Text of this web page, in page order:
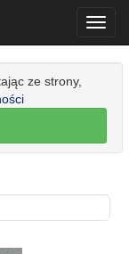
ze strony,